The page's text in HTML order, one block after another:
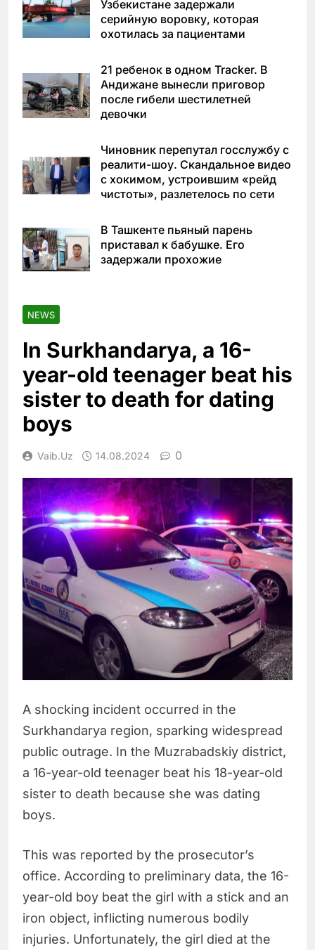
Узбекистане задержали
серийную воровку, которая
охотилась за пациентами
21 ребенок в одном Tracker. В
Андижане вынесли приговор
после гибели шестилетней
девочки
Чиновник перепутал госслужбу с
реалити-шоу. Скандальное видео
с хокимом, устроившим «рейд
чистоты», разлетелось по сети
В Ташкенте пьяный парень
приставал к бабушке. Его
задержали прохожие
NEWS
In Surkhandarya, a 16-
year-old teenager beat his
sister to death for dating
boys
Vaib.uz 14.08.2024 0
A shocking incident occurred in the
Surkhandarya region, sparking widespread
public outrage. In the Muzrabadskiy district,
a 16-year-old teenager beat his 18-year-old
sister to death because she was dating
boys.
This was reported by the prosecutor’s
office. According to preliminary data, the 16-
year-old boy beat the girl with a stick and an
iron object, inflicting numerous bodily
injuries. Unfortunately, the girl died at the